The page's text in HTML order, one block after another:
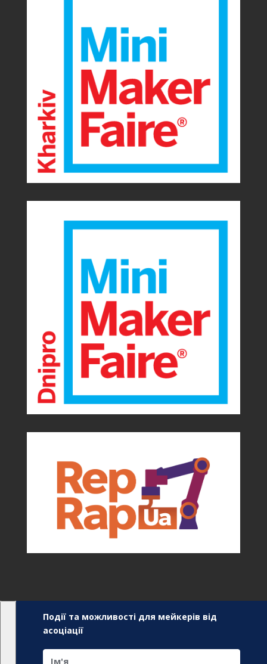
Події та можливості для мейкерів від
асоціації